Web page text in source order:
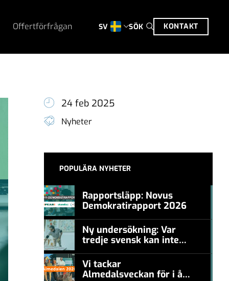
Offertförfrågan SV SÖK KONTAKT
24 feb 2025
Nyheter
POPULÄRA NYHETER
Rapportsläpp: Novus
Demokratirapport 2026
Ny undersökning: Var
tredje svensk kan inte
nämna en levande
konstnär
Vi tackar
Almedalsveckan för i år!